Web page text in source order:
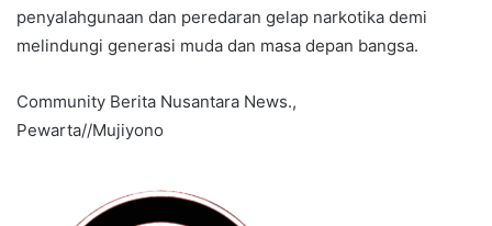
penyalahgunaan dan peredaran gelap narkotika demi
melindungi generasi muda dan masa depan bangsa.
Community Berita Nusantara News.,
Pewarta//Mujiyono